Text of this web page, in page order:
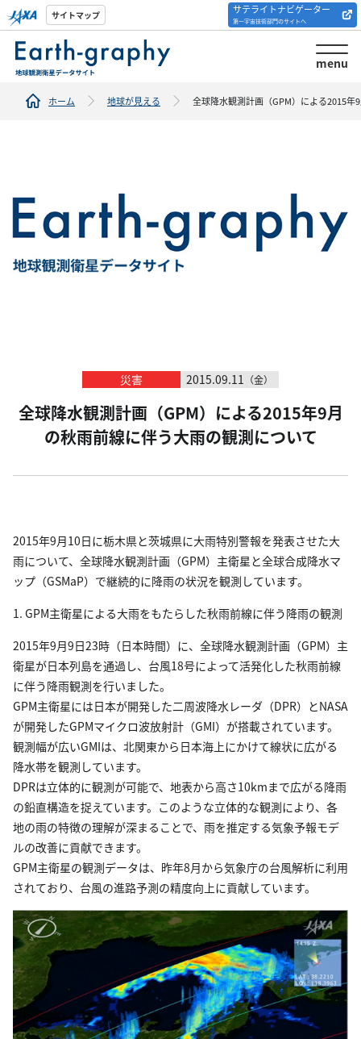
サイトマップ サテライトナビゲーター
第一宇宙技術部門のサイトへ
menu
解析ツール/サイトの
紹介
ホーム 地球が見える 全球降水観測計画（GPM）による2015
災害 2015.09.11 （金）
全球降水観測計画（GPM）による2015年9月
の秋雨前線に伴う大雨の観測について
2015年9月10日に栃木県と茨城県に大雨特別警報を発表させた大
雨について、全球降水観測計画（GPM）主衛星と全球合成降水マ
ップ（GSMaP）で継続的に降雨の状況を観測しています。
1. GPM主衛星による大雨をもたらした秋雨前線に伴う降雨の観測
2015年9月9日23時（日本時間）に、全球降水観測計画（GPM）主
衛星が日本列島を通過し、台風18号によって活発化した秋雨前線
に伴う降雨観測を行いました。
GPM主衛星には日本が開発した二周波降水レーダ（DPR）とNASA
が開発したGPMマイクロ波放射計（GMI）が搭載されています。
観測幅が広いGMIは、北関東から日本海上にかけて線状に広がる
降水帯を観測しています。
DPRは立体的に観測が可能で、地表から高さ10kmまで広がる降雨
の鉛直構造を捉えています。このような立体的な観測により、各
地の雨の特徴の理解が深まることで、雨を推定する気象予報モデ
ルの改善に貢献できます。
GPM主衛星の観測データは、昨年8月から気象庁の台風解析に利用
されており、台風の進路予測の精度向上に貢献しています。